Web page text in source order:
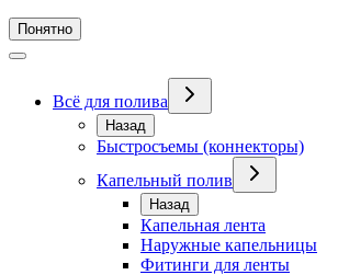
Понятно
Всё для полива
Назад
Быстросъемы (коннекторы)
Капельный полив
Назад
Капельная лента
Наружные капельницы
Фитинги для ленты